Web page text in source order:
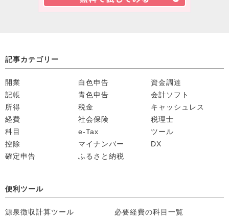
記事カテゴリー
開業
記帳
所得
経費
科目
控除
確定申告
白色申告
青色申告
税金
社会保険
e-Tax
マイナンバー
ふるさと納税
資金調達
会計ソフト
キャッシュレス
税理士
ツール
DX
便利ツール
源泉徴収計算ツール 必要経費の科目一覧